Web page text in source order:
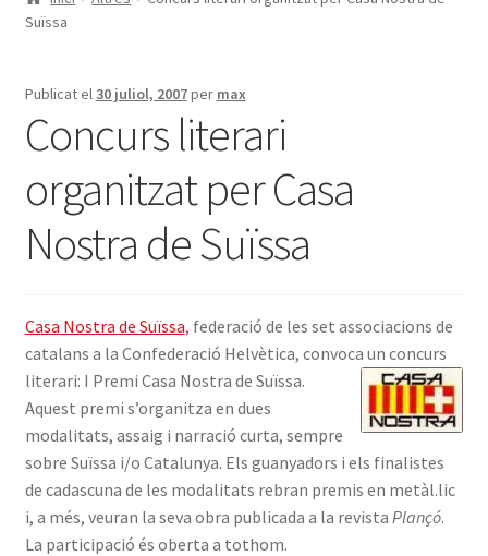
ACTIVITATS
FES-TE SOCI
LLIBRE
INICIA SESSIÓ
Suïssa
Publicat el 30 juliol, 2007per max
Concurs literari
organitzat per Casa
Nostra de Suïssa
Casa Nostra de Suïssa, federació de les set associacions de
catalans a la Confederació Helvètica, convoca un concurs
literari: I Premi Casa Nostra de Suïssa.
Aquest premi s’organitza en dues
modalitats, assaig i narració curta, sempre
sobre Suïssa i/o Catalunya. Els guanyadors i els finalistes
de cadascuna de les modalitats rebran premis en metàl.lic
i, a més, veuran la seva obra publicada a la revista Plançó.
La participació és oberta a tothom.